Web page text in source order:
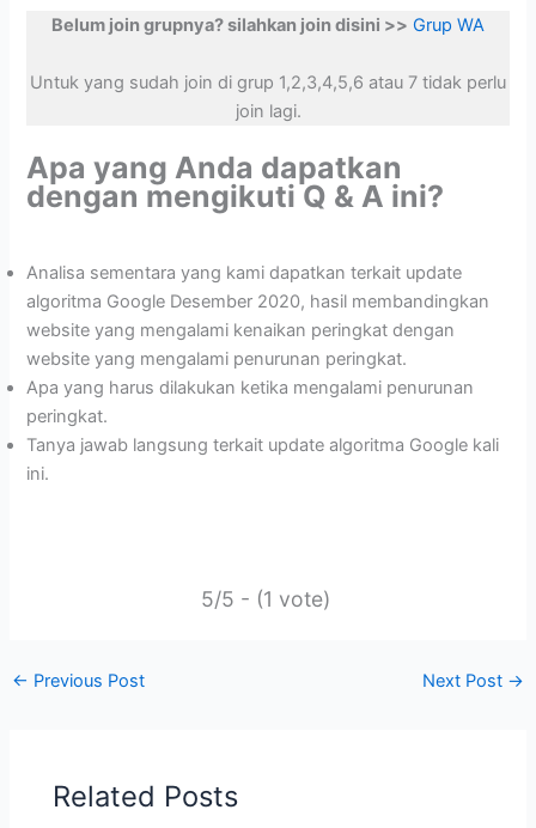
Belum join grupnya? silahkan join disini >> Grup WA
Untuk yang sudah join di grup 1,2,3,4,5,6 atau 7 tidak perlu
join lagi.
Apa yang Anda dapatkan
dengan mengikuti Q & A ini?
Analisa sementara yang kami dapatkan terkait update
algoritma Google Desember 2020, hasil membandingkan
website yang mengalami kenaikan peringkat dengan
website yang mengalami penurunan peringkat.
Apa yang harus dilakukan ketika mengalami penurunan
peringkat.
Tanya jawab langsung terkait update algoritma Google kali
ini.
5/5 - (1 vote)
← Previous Post Next Post →
Related Posts